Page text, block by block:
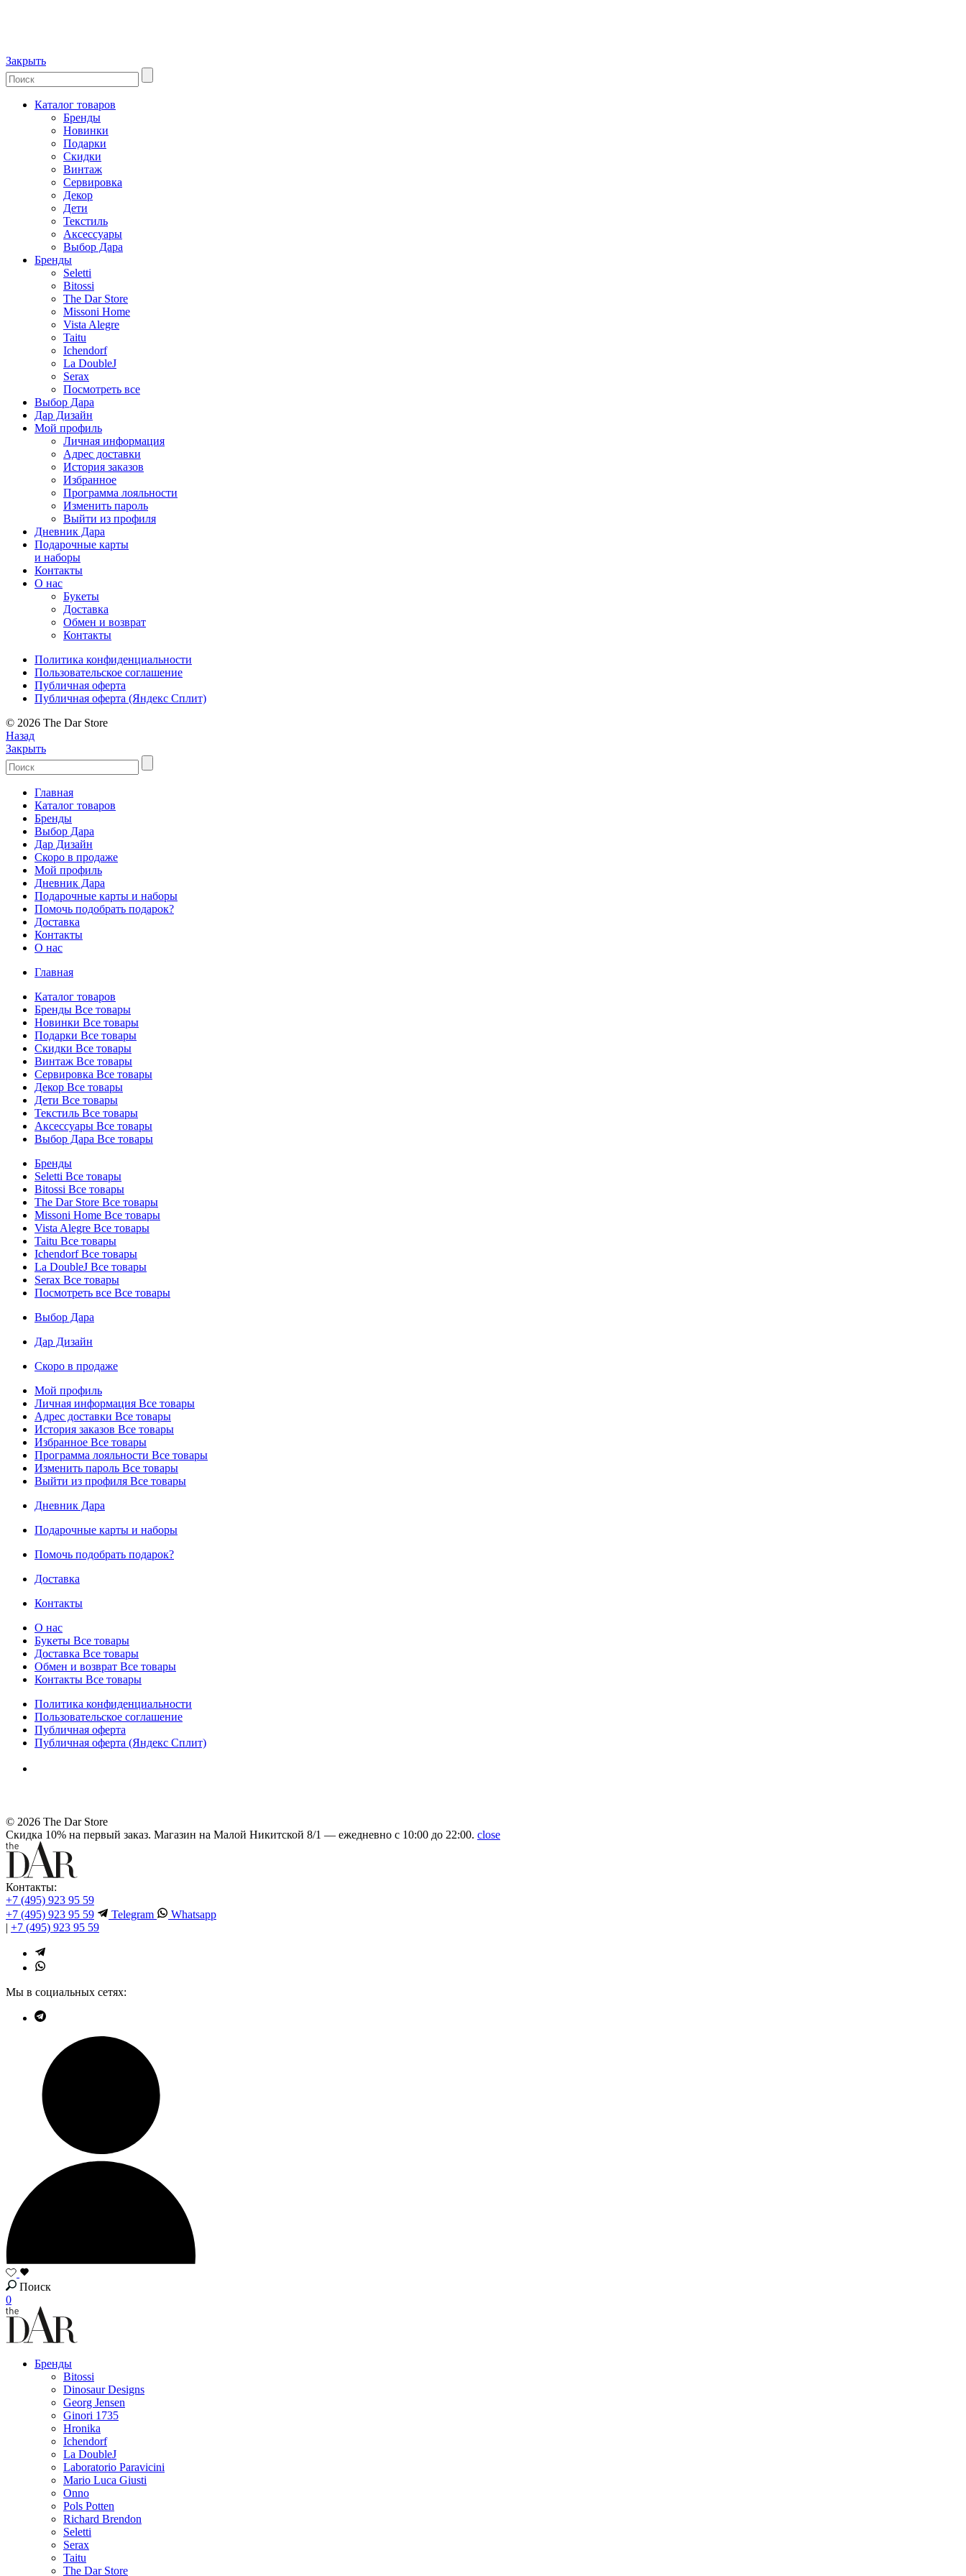
Закрыть
Каталог товаров
Бренды
Новинки
Подарки
Скидки
Винтаж
Сервировка
Декор
Дети
Текстиль
Аксессуары
Выбор Дара
Бренды
Seletti
Bitossi
The Dar Store
Missoni Home
Vista Alegre
Taitu
Ichendorf
La DoubleJ
Serax
Посмотреть все
Выбор Дара
Дар Дизайн
Мой профиль
Личная информация
Адрес доставки
История заказов
Избранное
Программа лояльности
Изменить пароль
Выйти из профиля
Дневник Дара
Подарочные карты
и наборы
Контакты
О нас
Букеты
Доставка
Обмен и возврат
Контакты
Политика конфиденциальности
Пользовательское соглашение
Публичная оферта
Публичная оферта (Яндекс Сплит)
© 2026 The Dar Store
Назад
Закрыть
Главная
Каталог товаров
Бренды
Выбор Дара
Дар Дизайн
Скоро в продаже
Мой профиль
Дневник Дара
Подарочные карты и наборы
Помочь подобрать подарок?
Доставка
Контакты
О нас
Главная
Каталог товаров
Бренды Все товары
Новинки Все товары
Подарки Все товары
Скидки Все товары
Винтаж Все товары
Сервировка Все товары
Декор Все товары
Дети Все товары
Текстиль Все товары
Аксессуары Все товары
Выбор Дара Все товары
Бренды
Seletti Все товары
Bitossi Все товары
The Dar Store Все товары
Missoni Home Все товары
Vista Alegre Все товары
Taitu Все товары
IchendorfВсе товары
La DoubleJ Все товары
Serax Все товары
Посмотреть все Все товары
Выбор Дара
Дар Дизайн
Скоро в продаже
Мой профиль
Личная информация Все товары
Адрес доставки Все товары
История заказов Все товары
Избранное Все товары
Программа лояльности Все товары
Изменить пароль Все товары
Выйти из профиля Все товары
Дневник Дара
Подарочные карты и наборы
Помочь подобрать подарок?
Доставка
Контакты
О нас
Букеты Все товары
Доставка Все товары
Обмен и возврат Все товары
Контакты Все товары
Политика конфиденциальности
Пользовательское соглашение
Публичная оферта
Публичная оферта (Яндекс Сплит)
© 2026 The Dar Store
Скидка 10% на первый заказ. Магазин на Малой Никитской 8/1 — ежедневно с 10:00 до 22:00. close
Контакты:
+7 (495) 923 95 59
+7 (495) 923 95 59
Telegram
Whatsapp
| +7 (495) 923 95 59
Мы в социальных сетях:
Поиск
0
Бренды
Bitossi
Dinosaur Designs
Georg Jensen
Ginori 1735
Hronika
Ichendorf
La DoubleJ
Laboratorio Paravicini
Mario Luca Giusti
Onno
Pols Potten
Richard Brendon
Seletti
Serax
Taitu
The Dar Store